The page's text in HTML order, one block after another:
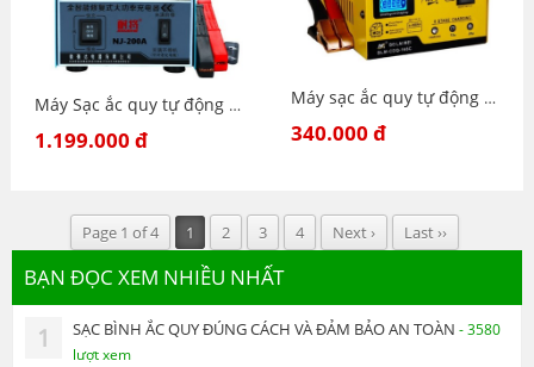
Máy Sạc ắc quy tự động NJ 200A-12V-24V- Sạc Đúng Công Suất 4Ah-200Ah 12V-24V Khử Sunfat Công Suất Lớn - 200A-NJ
1.199.000 đ
Máy sạc ắc quy tự động 6v 12v 24v - 200ah cho ô tô và xe máy tự động ngắt khi đầy - BTN2
340.000 đ
Page 1 of 4 1 2 3 4 Next › Last ››
BẠN ĐỌC XEM NHIỀU NHẤT
SẠC BÌNH ẮC QUY ĐÚNG CÁCH VÀ ĐẢM BẢO AN TOÀN - 3580
lượt xem
1